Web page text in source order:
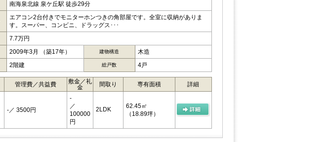
南海泉北線 泉ケ丘駅 徒歩29分
エアコン2台付きでモニターホンつきの角部屋です。全室に収納がありま
す。スーパー、コンビニ、ドラッグス･･･
7.7万円
2009年3月 （築17年） 建物構造 木造
2階建 総戸数 4戸
管理費／共益費
敷金／礼
金
間取り 専有面積 詳細
-／ 3500円
-
／
100000
円
2LDK
62.45㎡
（18.89坪）